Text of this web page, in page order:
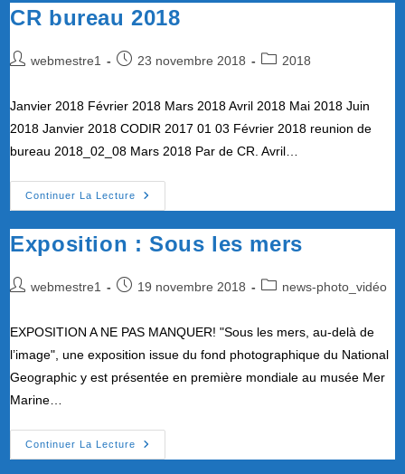
N3
Session
CR bureau 2018
Auteur/autrice
webmestre1
Publication
23 novembre 2018
Post2018
Janvier 2018 Février 2018 Mars 2018 Avril 2018 Mai 2018 Juin
2018 Janvier 2018 CODIR 2017 01 03 Février 2018 reunion de
bureau 2018_02_08 Mars 2018 Par de CR. Avril…
Continuer La Lecture
CR
Bureau
Exposition : Sous les mers
Auteur/autrice
webmestre1
Publication
19 novembre 2018
Postnews-photo_vidéo
EXPOSITION A NE PAS MANQUER! "Sous les mers, au-delà de
l’image", une exposition issue du fond photographique du National
Geographic y est présentée en première mondiale au musée Mer
Marine…
Continuer La Lecture
Exposition
: